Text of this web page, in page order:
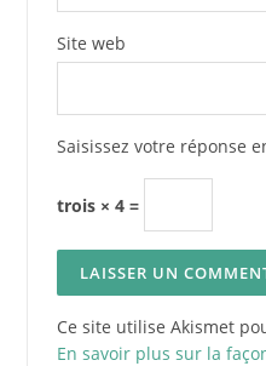
Site web
Saisissez votre réponse
trois × 4 =
Ce site utilise Akismet
En savoir plus sur la